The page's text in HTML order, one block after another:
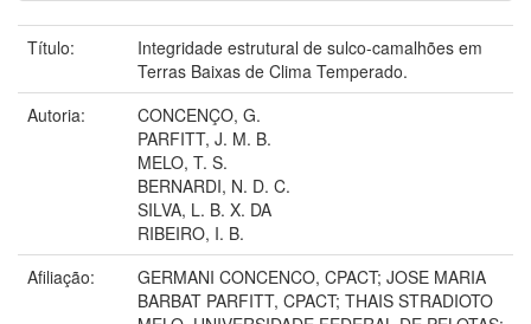
Título:
Integridade estrutural de sulco-camalhões em
Terras Baixas de Clima Temperado.
Autoria:
CONCENÇO, G.
PARFITT, J. M. B.
MELO, T. S.
BERNARDI, N. D. C.
SILVA, L. B. X. DA
RIBEIRO, I. B.
Afiliação:
GERMANI CONCENCO, CPACT; JOSE MARIA
BARBAT PARFITT, CPACT; THAIS STRADIOTO